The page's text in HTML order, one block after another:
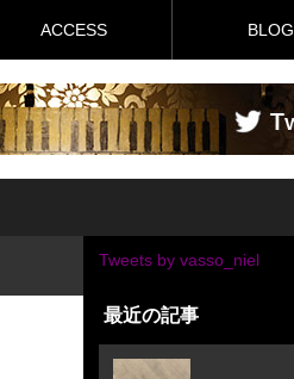
ACCESS BLOG
Tweets by vasso_niel
最近の記事